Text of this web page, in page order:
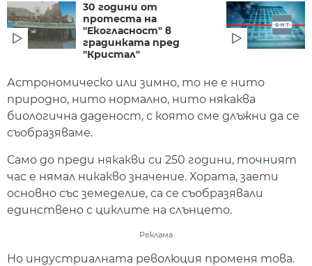
30 години от
протеста на
"Екогласност" в
градинката пред
"Кристал"
Астрономическо или зимно, то не е нито
природно, нито нормално, нито някаква
биологична даденост, с която сме длъжни да се
съобразяваме.
Само до преди някакви си 250 години, точният
час е нямал никакво значение. Хората, заети
основно със земеделие, са се съобразявали
единствено с циклите на слънцето.
Реклама
Но индустриалната революция променя това.